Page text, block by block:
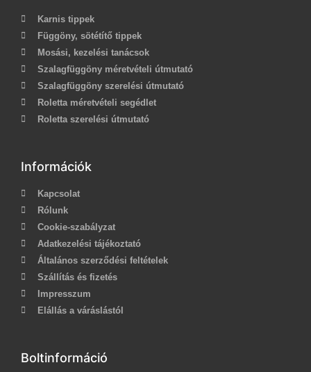
Karnis tippek
Függöny, sötétítő tippek
Mosási, kezelési tanácsok
Szalagfüggöny méretvételi útmutató
Szalagfüggöny szerelési útmutató
Roletta méretvételi segédlet
Roletta szerelési útmutató
Információk
Kapcsolat
Rólunk
Cookie-szabályzat
Adatkezelési tájékoztató
Általános szerződési feltételek
Szállítás és fizetés
Impresszum
Elállás a váráslástól
Boltinformáció